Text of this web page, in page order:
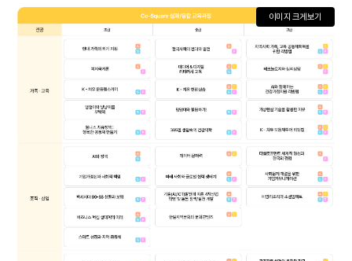
이미지 크게보기